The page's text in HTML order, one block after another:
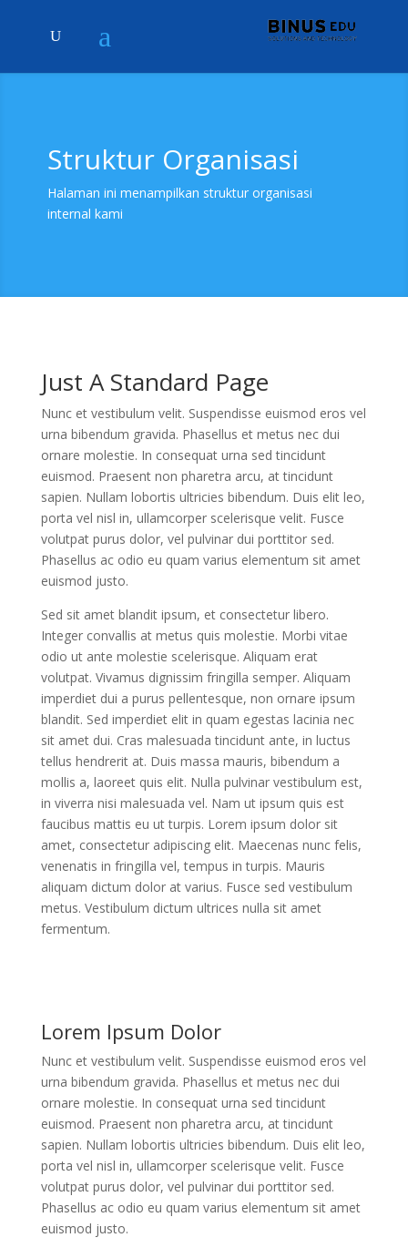
Struktur Organisasi
Halaman ini menampilkan struktur organisasi
internal kami
Just A Standard Page
Nunc et vestibulum velit. Suspendisse euismod eros vel
urna bibendum gravida. Phasellus et metus nec dui
ornare molestie. In consequat urna sed tincidunt
euismod. Praesent non pharetra arcu, at tincidunt
sapien. Nullam lobortis ultricies bibendum. Duis elit leo,
porta vel nisl in, ullamcorper scelerisque velit. Fusce
volutpat purus dolor, vel pulvinar dui porttitor sed.
Phasellus ac odio eu quam varius elementum sit amet
euismod justo.
Sed sit amet blandit ipsum, et consectetur libero.
Integer convallis at metus quis molestie. Morbi vitae
odio ut ante molestie scelerisque. Aliquam erat
volutpat. Vivamus dignissim fringilla semper. Aliquam
imperdiet dui a purus pellentesque, non ornare ipsum
blandit. Sed imperdiet elit in quam egestas lacinia nec
sit amet dui. Cras malesuada tincidunt ante, in luctus
tellus hendrerit at. Duis massa mauris, bibendum a
mollis a, laoreet quis elit. Nulla pulvinar vestibulum est,
in viverra nisi malesuada vel. Nam ut ipsum quis est
faucibus mattis eu ut turpis. Lorem ipsum dolor sit
amet, consectetur adipiscing elit. Maecenas nunc felis,
venenatis in fringilla vel, tempus in turpis. Mauris
aliquam dictum dolor at varius. Fusce sed vestibulum
metus. Vestibulum dictum ultrices nulla sit amet
fermentum.
Lorem Ipsum Dolor
Nunc et vestibulum velit. Suspendisse euismod eros vel
urna bibendum gravida. Phasellus et metus nec dui
ornare molestie. In consequat urna sed tincidunt
euismod. Praesent non pharetra arcu, at tincidunt
sapien. Nullam lobortis ultricies bibendum. Duis elit leo,
porta vel nisl in, ullamcorper scelerisque velit. Fusce
volutpat purus dolor, vel pulvinar dui porttitor sed.
Phasellus ac odio eu quam varius elementum sit amet
euismod justo.